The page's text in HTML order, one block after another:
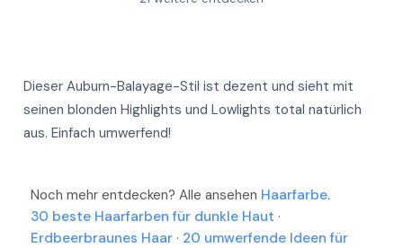
Mehr
Mehr
Mehr
Mehr
Mehr
Mehr
Dieser Auburn-Balayage-Stil ist dezent und sieht mit
seinen blonden Highlights und Lowlights total natürlich
aus. Einfach umwerfend!
Noch mehr entdecken? Alle ansehen Haarfarbe.
30 beste Haarfarben für dunkle Haut ·
Erdbeerbraunes Haar · 20 umwerfende Ideen für